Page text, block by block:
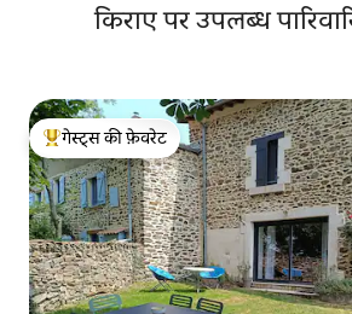
किराए पर उपलब्ध
गेस्ट्स का टॉप फ़ेवरेट
गेस्ट्स की फ़ेवरेट